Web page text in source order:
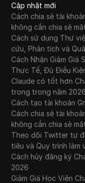
Cập nhật mới
Cách chia sẻ tài
không cần chia sẻ
Cách sử dụng Thư
cứu, Phân tích và
Cách Nhận Giảm Giá
Thực Tế, Đủ Điều
Claude có tốt hơn
trọng trong năm 2026
Cách tạo tài khoản
Cách chia sẻ tài
không cần chia sẻ
Theo dõi Twitter tự
tiêu và Quy trình làm
Cách hủy đăng ký
2026
Giảm Giá Học Viên